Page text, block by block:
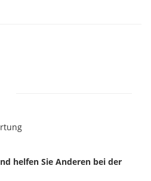
helfen Sie Anderen bei der